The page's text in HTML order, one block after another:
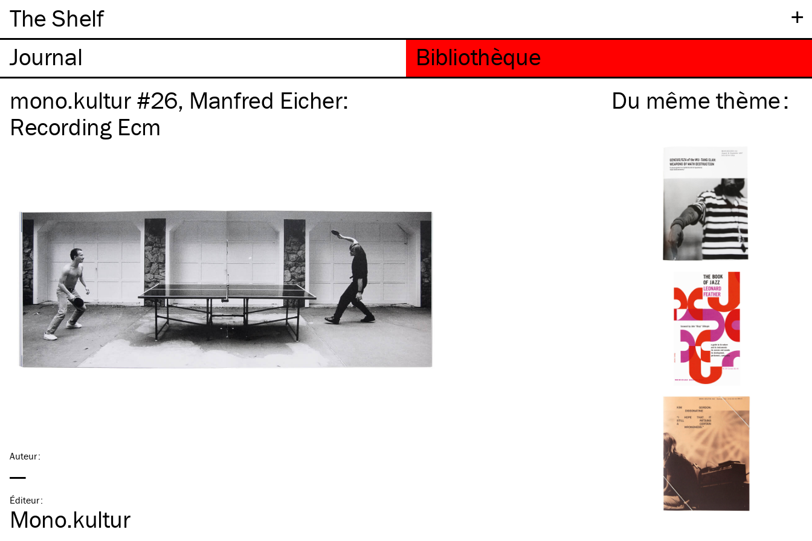
+
The Shelf
mono.kultur #26, Manfred Eicher:
Recording Ecm
Auteur:
—
Éditeur:
Mono.kultur
Du même thème: